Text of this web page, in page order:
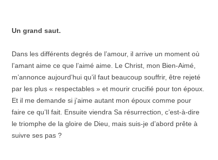
Un grand saut.
Dans les différents degrés de l’amour, il arrive un moment où
l’amant aime ce que l’aimé aime. Le Christ, mon Bien-Aimé,
m’annonce aujourd’hui qu’il faut beaucoup souffrir, être rejeté
par les plus « respectables » et mourir crucifié pour ton époux.
Et il me demande si j’aime autant mon époux comme pour
faire ce qu’Il fait. Ensuite viendra Sa résurrection, c’est-à-dire
le triomphe de la gloire de Dieu, mais suis-je d’abord prête à
suivre ses pas ?